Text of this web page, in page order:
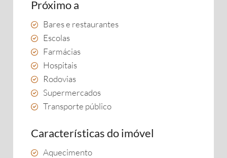
Próximo a
Bares e restaurantes
Escolas
Farmácias
Hospitais
Rodovias
Supermercados
Transporte público
Características do imóvel
Aquecimento